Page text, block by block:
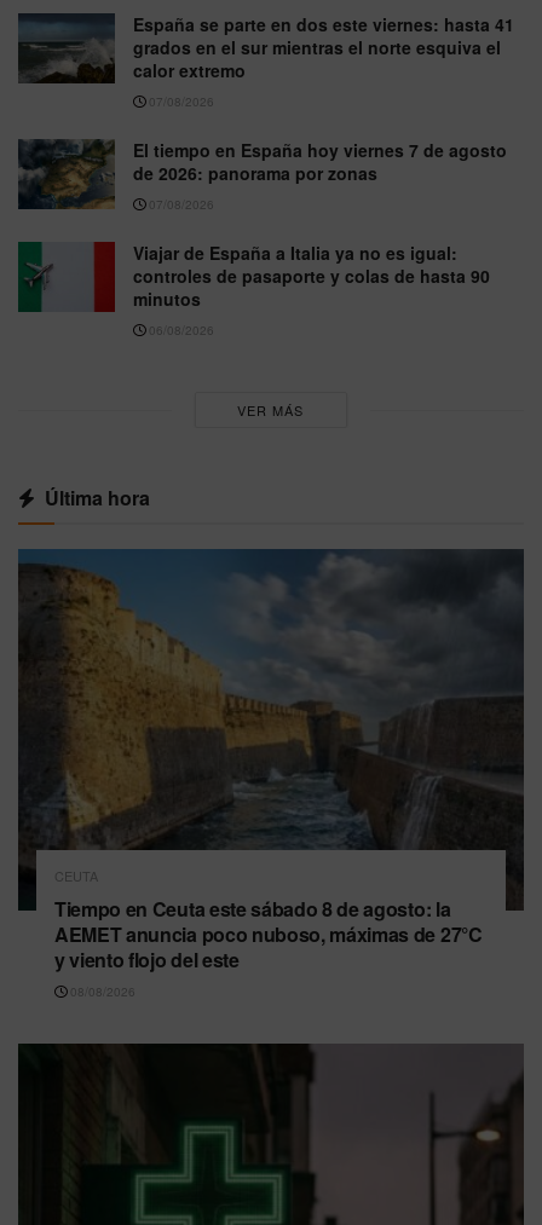
España se parte en dos este viernes: hasta 41
grados en el sur mientras el norte esquiva el
calor extremo
07/08/2026
El tiempo en España hoy viernes 7 de agosto
de 2026: panorama por zonas
07/08/2026
Viajar de España a Italia ya no es igual:
controles de pasaporte y colas de hasta 90
minutos
06/08/2026
VER MÁS
Última hora
CEUTA
Tiempo en Ceuta este sábado 8 de agosto: la
AEMET anuncia poco nuboso, máximas de 27°C
y viento flojo del este
08/08/2026